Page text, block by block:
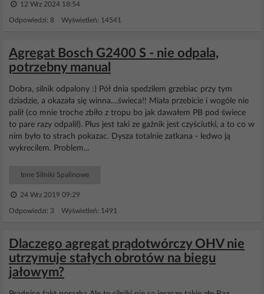
12 Wrz 2024 18:54
Odpowiedzi: 8 Wyświetleń: 14541
Agregat Bosch G2400 S - nie odpala,
potrzebny manual
Dobra, silnik odpalony :) Pół dnia spedzilem grzebiac przy tym
dziadzie, a okazała się winna....świeca!! Miała przebicie i wogóle nie
palił (co mnie troche zbiło z tropu bo jak dawałem PB pod świece
to pare razy odpalił). Plus jest taki ze gażnik jest czyściutki, a to co w
nim było to strach pokazac. Dysza totalnie zatkana - ledwo ją
wykrecilem. Problem...
Inne Silniki Spalinowe
24 Wrz 2019 09:29
Odpowiedzi: 3 Wyświetleń: 1491
Dlaczego agregat prądotwórczy OHV nie
utrzymuje stałych obrotów na biegu
jałowym?